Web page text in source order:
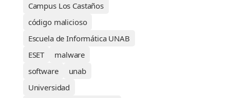
Campus Los Castaños
código malicioso
Escuela de Informática UNAB
ESET
malware
software
unab
Universidad